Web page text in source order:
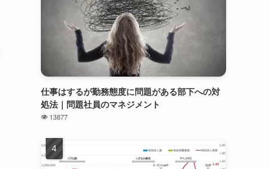
仕事はするが勤務態度に問題がある部下への対
処法｜問題社員のマネジメント
13877